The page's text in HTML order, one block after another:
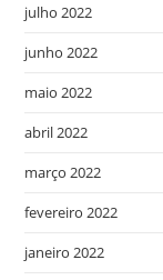
julho 2022
junho 2022
maio 2022
abril 2022
março 2022
fevereiro 2022
janeiro 2022